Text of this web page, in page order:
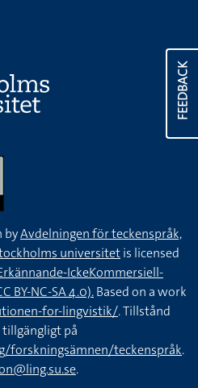
FEEDBACK
byAvdelningen för teckenspråk,
universitetis licensed
IckeKommersiell-
BY-NC-SA 4.0).Based on a work
for-lingvistik/. Tillstånd
tillgängligt på
teckenspråk.
.